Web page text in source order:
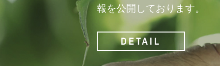
報を公開しております。
DETAIL